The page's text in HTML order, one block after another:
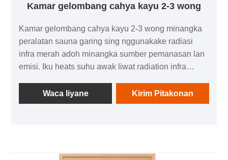
Kamar gelombang cahya kayu 2-3 wong
Kamar gelombang cahya kayu 2-3 wong minangka
peralatan sauna garing sing nggunakake radiasi
infra merah adoh minangka sumber pemanasan lan
emisi. Iku heats suhu awak liwat radiation infra
kringet, lan duwe macem-macem keuntungan
kesehatan potensial, kayata detoksifikasi,
tradisional, kamar uap kringet inframerah adoh duwe
Waca liyane Kirim Pitakonan